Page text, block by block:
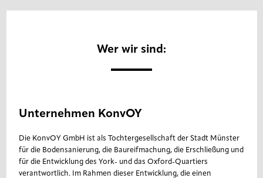
Wer wir sind:
Unternehmen KonvOY
Die KonvOY GmbH ist als Tochtergesellschaft der Stadt Münster
für die Bodensanierung, die Baureifmachung, die Erschließung und
für die Entwicklung des York- und das Oxford-Quartiers
verantwortlich. Im Rahmen dieser Entwicklung, die einen